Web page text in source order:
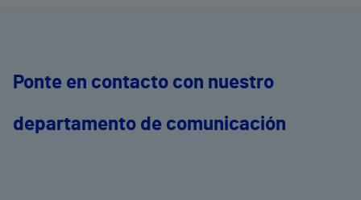
Ponte en contacto con nuestro
departamento de comunicación